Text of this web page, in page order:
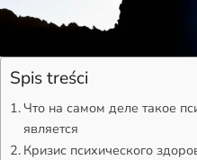
Spis treści
Что на самом деле такое
является
Кризис психического